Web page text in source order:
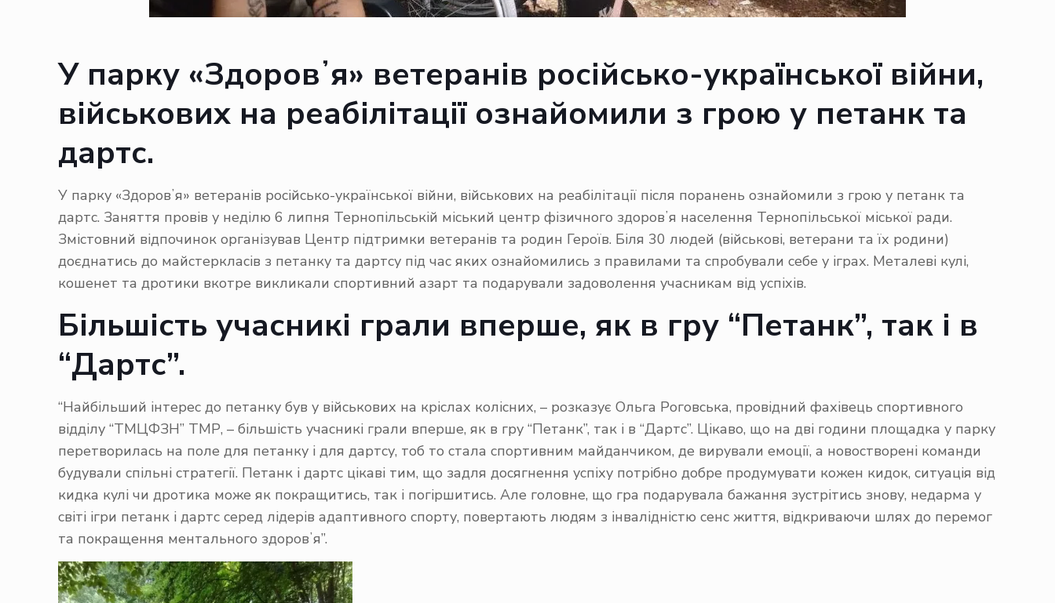
У парку «Здоровʼя» ветеранів російсько-української війни,
військових на реабілітації ознайомили з грою у петанк та
дартс.
У парку «Здоровʼя» ветеранів російсько-української війни, військових на реабілітації після поранень ознайомили з грою у петанк та
дартс. Заняття провів у неділю 6 липня Тернопільській міський центр фізичного здоровʼя населення Тернопільської міської ради.
Змістовний відпочинок організував Центр підтримки ветеранів та родин Героїв. Біля 30 людей (військові, ветерани та їх родини)
доєднатись до майстеркласів з петанку та дартсу під час яких ознайомились з правилами та спробували себе у іграх. Металеві кулі,
кошенет та дротики вкотре викликали спортивний азарт та подарували задоволення учасникам від успіхів.
Більшість учасникі грали вперше, як в гру “Петанк”, так і в
“Дартс”.
“Найбільший інтерес до петанку був у військових на кріслах колісних, – розказує Ольга Роговська, провідний фахівець спортивного
відділу “ТМЦФЗН” ТМР, – більшість учасникі грали вперше, як в гру “Петанк”, так і в “Дартс”. Цікаво, що на дві години площадка у парку
перетворилась на поле для петанку і для дартсу, тоб то стала спортивним майданчиком, де вирували емоції, а новостворені команди
будували спільні стратегії. Петанк і дартс цікаві тим, що задля досягнення успіху потрібно добре продумувати кожен кидок, ситуація від
кидка кулі чи дротика може як покращитись, так і погіршитись. Але головне, що гра подарувала бажання зустрітись знову, недарма у
світі ігри петанк і дартс серед лідерів адаптивного спорту, повертають людям з інвалідністю сенс життя, відкриваючи шлях до перемог
та покращення ментального здоровʼя”.